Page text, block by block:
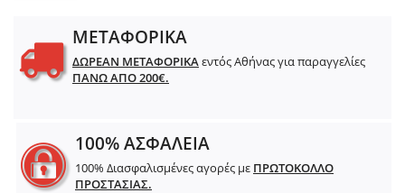
ΜΕΤΑΦΟΡΙΚΑ
ΔΩΡΕΑΝ ΜΕΤΑΦΟΡΙΚΑεντός Αθήνας για παραγγελίες
ΠΑΝΩ ΑΠΟ 200€.
100% ΑΣΦΑΛΕΙΑ
100% Διασφαλισμένες αγορές με ΠΡΩΤΟΚΟΛΛΟ
ΠΡΟΣΤΑΣΙΑΣ.